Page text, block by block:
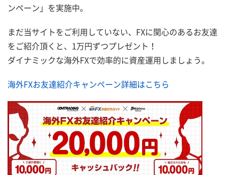
ンペーン」を実施中。
まだ当サイトをご利用していない、FXに関心のあるお友達
をご紹介頂くと、1万円ずつプレゼント！
ダイナミックな海外FXで効率的に資産運用しましょう。
海外FXお友達紹介キャンペーン詳細はこちら